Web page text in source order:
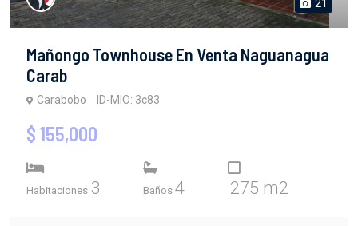
21
Mañongo Townhouse En Venta Naguanagua
Carab
Carabobo ID-MIO: 3c83
$ 155,000
Habitaciones 3 Baños 4 275 m2